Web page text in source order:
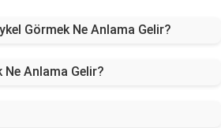
Görmek Ne Anlama Gelir?
Ne Anlama Gelir?